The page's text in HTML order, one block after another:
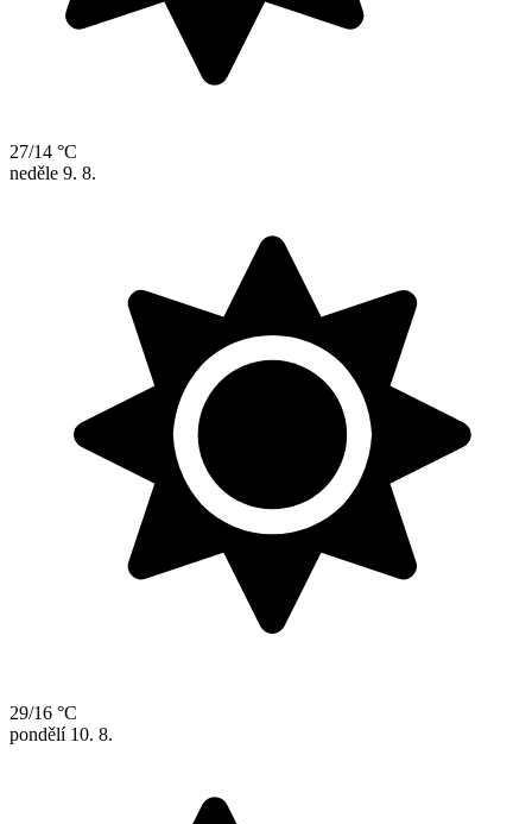
27/14 °C
neděle 9. 8.
29/16 °C
pondělí 10. 8.